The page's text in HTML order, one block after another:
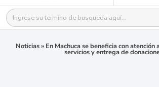
Buscar:
Noticias» En Machuca se beneficia con atención
servicios y entrega de